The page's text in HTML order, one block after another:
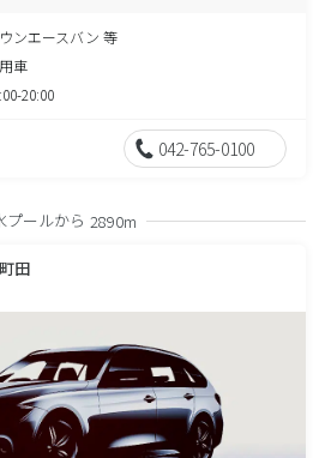
ンエースバン 等
車
20:00
042-765-0100
ールから 2890m
田